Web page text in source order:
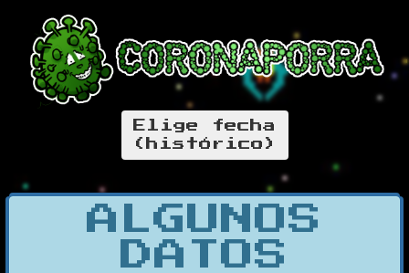
Elige fecha
(histórico)
ALGUNOS
DATOS